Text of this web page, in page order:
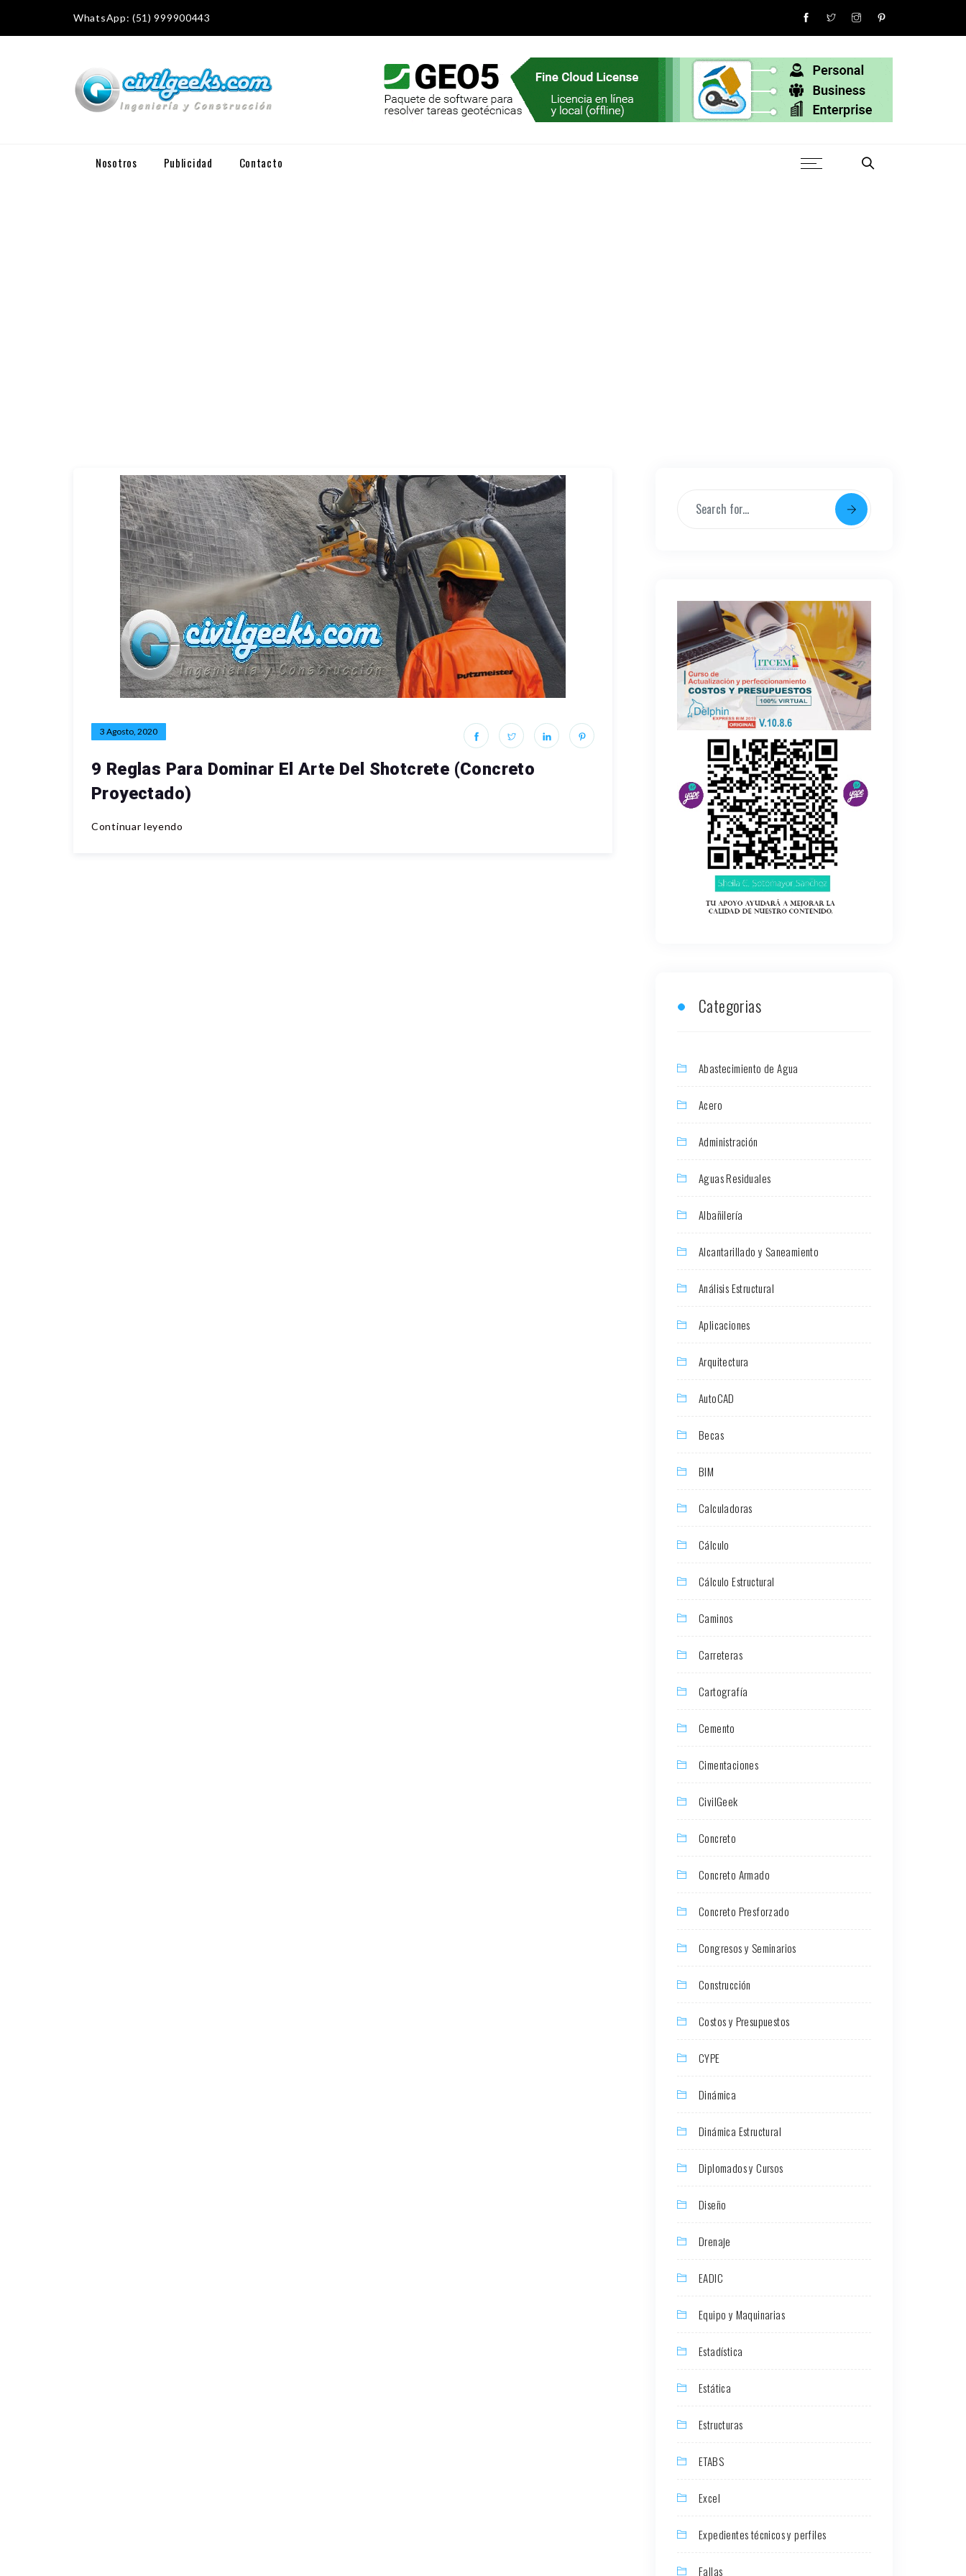
WhatsApp: (51) 999900443
Nosotros Publicidad Contacto
3 Agosto, 2020
9 Reglas Para Dominar El Arte Del Shotcrete (Concreto
Proyectado)
Continuar leyendo
Categorias
Abastecimiento de Agua
Acero
Administración
Aguas Residuales
Albañilería
Alcantarillado y Saneamiento
Análisis Estructural
Aplicaciones
Arquitectura
AutoCAD
Becas
BIM
Calculadoras
Cálculo
Cálculo Estructural
Caminos
Carreteras
Cartografía
Cemento
Cimentaciones
CivilGeek
Concreto
Concreto Armado
Concreto Presforzado
Congresos y Seminarios
Construcción
Costos y Presupuestos
CYPE
Dinámica
Dinámica Estructural
Diplomados y Cursos
Diseño
Drenaje
EADIC
Equipo y Maquinarias
Estadística
Estática
Estructuras
ETABS
Excel
Expedientes técnicos y perfiles
Fallas